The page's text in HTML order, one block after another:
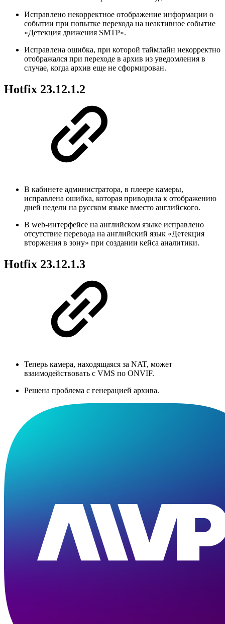
Исправлено некорректное отображение информации о
событии при попытке перехода на неактивное событие
«Детекция движения SMTP».
Исправлена ошибка, при которой таймлайн некорректно
отображался при переходе в архив из уведомления в
случае, когда архив еще не сформирован.
Hotfix 23.12.1.2
В кабинете администратора, в плеере камеры,
исправлена ошибка, которая приводила к отображению
дней недели на русском языке вместо английского.
В web-интерфейсе на английском языке исправлено
отсутствие перевода на английский язык «Детекция
вторжения в зону» при создании кейса аналитики.
Hotfix 23.12.1.3
Теперь камера, находящаяся за NAT, может
взаимодействовать с VMS по ONVIF.
Решена проблема с генерацией архива.